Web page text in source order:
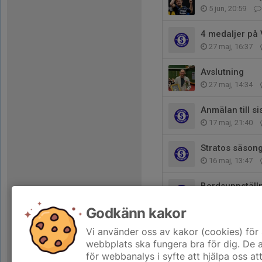
5 jun, 20:59
4 medaljer på
27 maj, 16:37
Avslutning
27 maj, 14:34
Anmälan till
17 maj, 21:40
Stratos
16 maj, 13:47
Program &
30 apr, 15:22
Godkänn kakor
Vi använder oss av kakor (cookies)
webbplats ska fungera bra för dig. De
för webbanalys i syfte att hjälpa oss